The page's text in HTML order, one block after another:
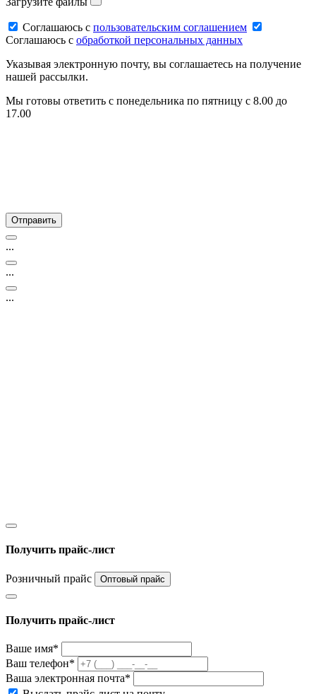
Соглашаюсь c пользовательским соглашением
Соглашаюсь c обработкой персональных данных
Указывая электронную почту, вы соглашаетесь на получение
нашей рассылки.
Мы готовы ответить с понедельника по пятницу с 8.00 до
17.00
...
...
...
Получить прайс-лист
Розничный прайс Оптовый прайс
Получить прайс-лист
Ваше имя*
Ваш телефон*
Ваша электронная почта*